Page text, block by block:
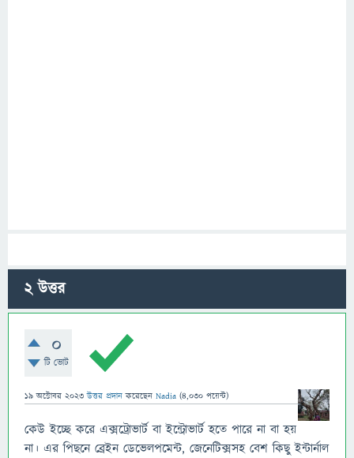
2উত্তর
0
টি ভোট
19 অক্টোবর 2023 উত্তর প্রদান করেছেন Nadia (4,030 পয়েন্ট)
কেউ ইচ্ছে করে এক্সট্রোভার্ট বা ইন্ট্রোভার্ট হতে পারে না বা হয়
না। এর পিছনে ব্রেইন ডেভেলপমেন্ট, জেনেটিক্সসহ বেশ কিছু ইন্টার্নাল